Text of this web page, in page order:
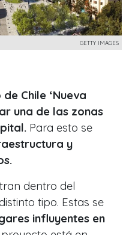
GETTY IMAGES
Chile ‘Nueva
una de las zonas
Para esto se
y
dentro del
tipo. Estas se
influyentes en